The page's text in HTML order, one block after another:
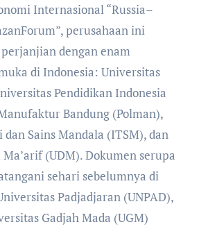
Internasional “Russia–
perusahaan ini
dengan enam
di Indonesia: Universitas
Pendidikan Indonesia
Bandung (Polman),
Sains Mandala (ITSM), dan
(UDM). Dokumen serupa
sehari sebelumnya di
Padjadjaran (UNPAD),
Gadjah Mada (UGM)